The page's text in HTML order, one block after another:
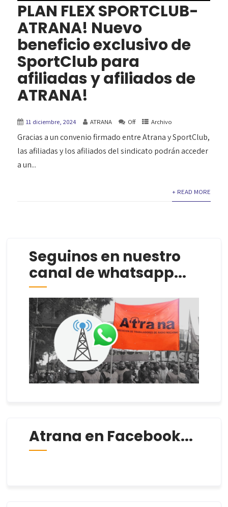
PLAN FLEX SPORTCLUB-
ATRANA! Nuevo
beneficio exclusivo de
SportClub para
afiliadas y afiliados de
ATRANA!
11 diciembre, 2024 ATRANA Off Archivo
Gracias a un convenio firmado entre Atrana y SportClub,
las afiliadas y los afiliados del sindicato podrán acceder
a un...
+ READ MORE
Seguinos en nuestro
canal de whatsapp...
Atrana en Facebook...